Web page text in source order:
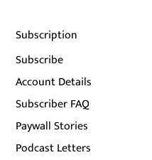
Subscription
Subscribe
Account Details
Subscriber FAQ
Paywall Stories
Podcast Letters